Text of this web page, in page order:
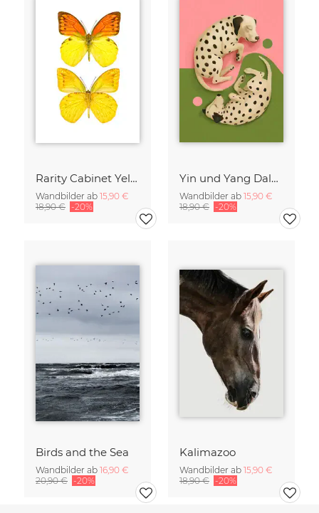
Rarity Cabinet Yellow Butterflies 2
Wandbilder ab 15,90 €
18,90 € -20%
Yin und Yang Dalmatiner
Wandbilder ab 15,90 €
18,90 € -20%
Birds and the Sea
Wandbilder ab 16,90 €
20,90 € -20%
Kalimazoo
Wandbilder ab 15,90 €
18,90 € -20%